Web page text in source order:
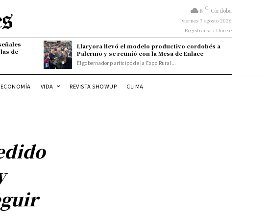
8 C Córdoba
viernes 7 agosto 2026
Registrarse / Unirse
de
Llaryora llevó el modelo productivo cordobés a
Palermo y se reunió con la Mesa de Enlace
El gobernador participó de la Expo Rural...
VIDA REVISTA SHOWUP CLIMA